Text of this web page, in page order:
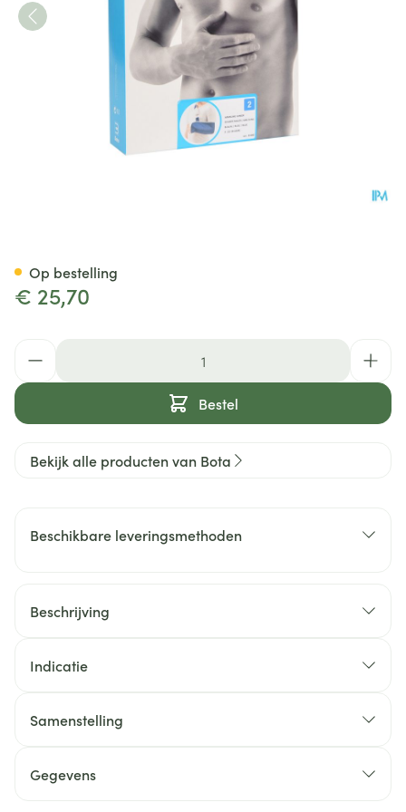
€ 25,70
Bestel
Op bestelling
Bekijk alle producten van Bota
Beschikbare leveringsmethoden
Beschrijving
Indicatie
Samenstelling
Gegevens